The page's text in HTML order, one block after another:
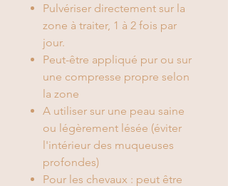
Pulvériser directement sur la
zone à traiter, 1 à 2 fois par
jour.
Peut-être appliqué pur ou sur
une compresse propre selon
la zone
A utiliser sur une peau saine
ou légèrement lésée (éviter
l'intérieur des muqueuses
profondes)
Pour les chevaux : peut être